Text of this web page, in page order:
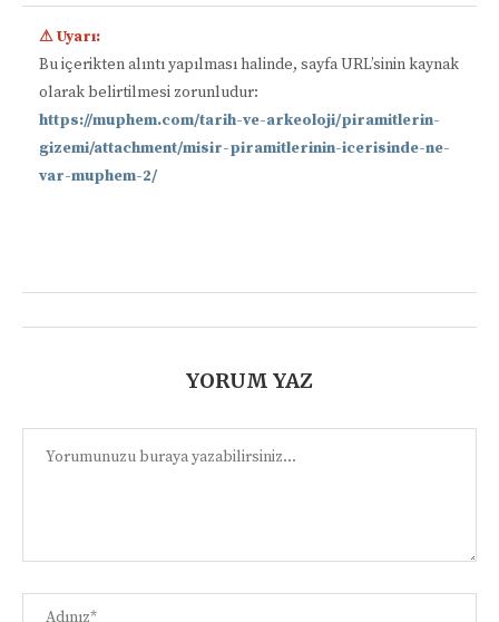
⚠ Uyarı:
Bu içerikten alıntı yapılması halinde, sayfa URL’sinin kaynak
olarak belirtilmesi zorunludur:
https://muphem.com/tarih-ve-arkeoloji/piramitlerin-
gizemi/attachment/misir-piramitlerinin-icerisinde-ne-
var-muphem-2/
YORUM YAZ